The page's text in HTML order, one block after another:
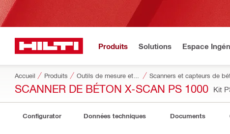
Produits Solutions Espace
Accueil Produits Scanners et capteurs de
SCANNER DE BÉTON X-SCAN PS 1000 Kit
Configurator Données techniques Documents